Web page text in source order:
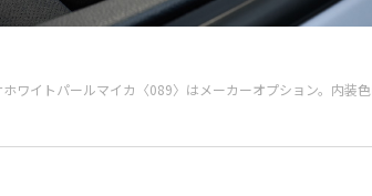
ワイトパールマイカ〈089〉はメーカーオプション。内装